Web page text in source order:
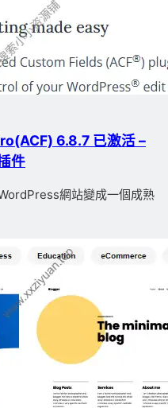
6.8.7 已激活 –
件
網站變成一個成熟